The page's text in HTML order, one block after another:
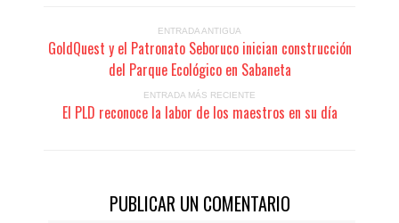
ENTRADA ANTIGUA
GoldQuest y el Patronato Seboruco inician construcción
del Parque Ecológico en Sabaneta
ENTRADA MÁS RECIENTE
El PLD reconoce la labor de los maestros en su día
PUBLICAR UN COMENTARIO